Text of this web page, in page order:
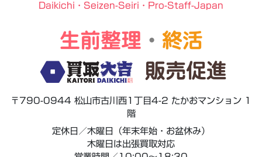
Daikichi・Seizen-Seiri・Pro-Staff-Japan
生前整理 ・ 終活
販売促進
〒790-0944 松山市古川西1丁目4-2 たかおマンション 1
階
定休日／木曜日（年末年始・お盆休み）
木曜日は出張買取対応